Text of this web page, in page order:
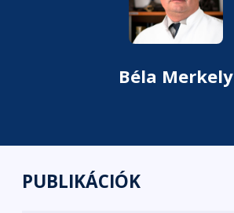
Béla Merkely
PUBLIKÁCIÓK